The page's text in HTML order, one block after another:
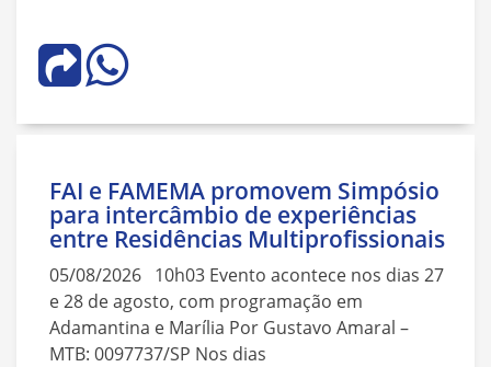
FAI e FAMEMA promovem Simpósio
para intercâmbio de experiências
entre Residências Multiprofissionais
05/08/2026 10h03 Evento acontece nos dias 27
e 28 de agosto, com programação em
Adamantina e Marília Por Gustavo Amaral –
MTB: 0097737/SP Nos dias